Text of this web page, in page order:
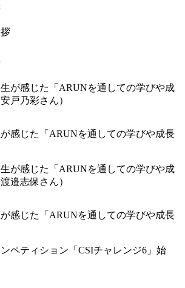
感じた「ARUNを通しての学びや成長
感じた「ARUNを通しての学びや成長